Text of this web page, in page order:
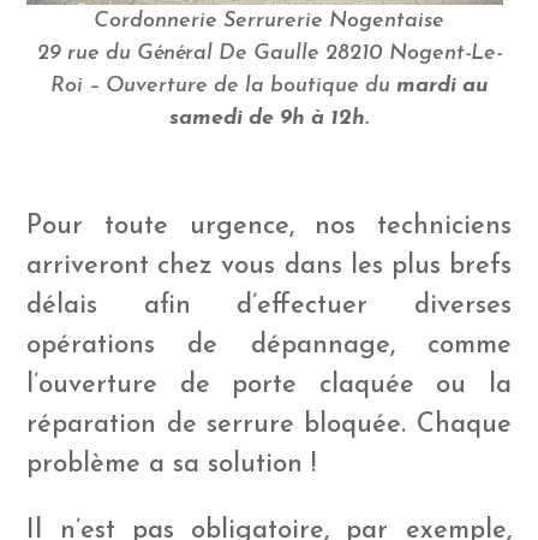
Cordonnerie Serrurerie Nogentaise
29 rue du Général De Gaulle 28210 Nogent-Le-
Roi – Ouverture de la boutique du mardi au
samedi de 9h à 12h.
Pour toute urgence, nos techniciens
arriveront chez vous dans les plus brefs
délais afin d’effectuer diverses
opérations de dépannage, comme
l’ouverture de porte claquée ou la
réparation de serrure bloquée. Chaque
problème a sa solution !
Il n’est pas obligatoire, par exemple,